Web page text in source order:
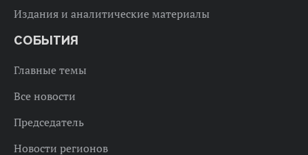
Издания и аналитические материалы
СОБЫТИЯ
Главные темы
Все новости
Председатель
Новости регионов